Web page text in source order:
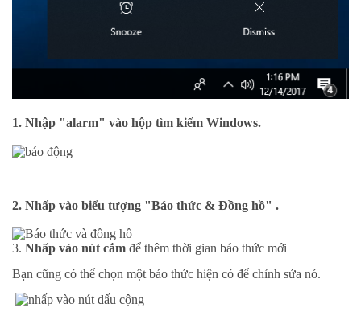
1. Nhập "alarm" vào hộp tìm kiếm Windows.
2. Nhấp vào biểu tượng "Báo thức & Đồng hồ" .
3. Nhấp vào nút cắm để thêm thời gian báo thức mới
Bạn cũng có thể chọn một báo thức hiện có để chỉnh sửa nó.